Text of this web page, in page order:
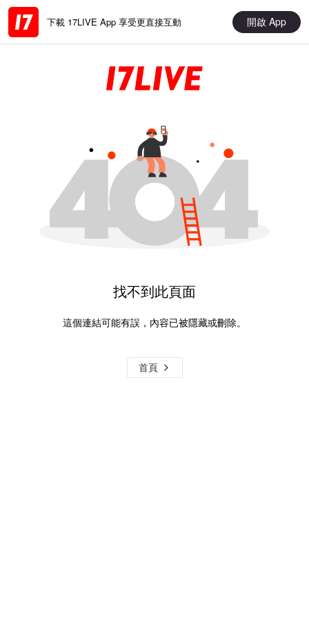
下載 17LIVE App 享受更直接互動 開啟 App
找不到此頁面
這個連結可能有誤，內容已被隱藏或刪除。
首頁